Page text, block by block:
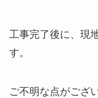
工事完了後に、現
す。
ご不明な点がござ